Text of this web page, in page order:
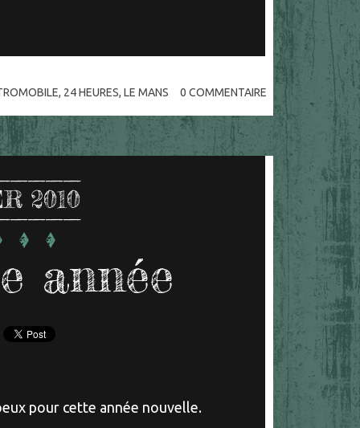
, 24 HEURES, LE MANS 0 COMMENTAIRE
2010
année
pour cette année nouvelle.